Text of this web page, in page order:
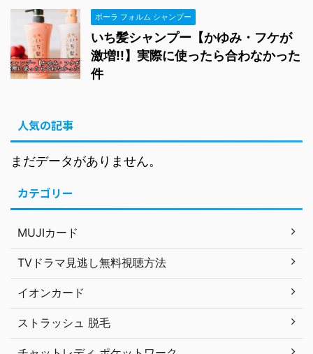
ポーラ フォルム シャンプー
いち髪シャンプー【かゆみ・フケが
激増!!】実際に使ったら合わなかった
件
人気の記事
まだデータがありません。
カテゴリー
MUJIカード
TVドラマ見逃し無料視聴方法
イオンカード
ストラッシュ 脱毛